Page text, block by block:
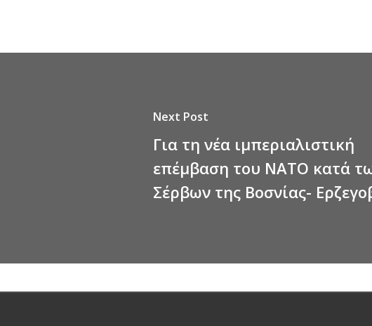
Next Post
Για τη νέα ιμπεριαλιστική
επέμβαση του ΝΑΤΟ κατά
Σέρβων της Βοσνίας-